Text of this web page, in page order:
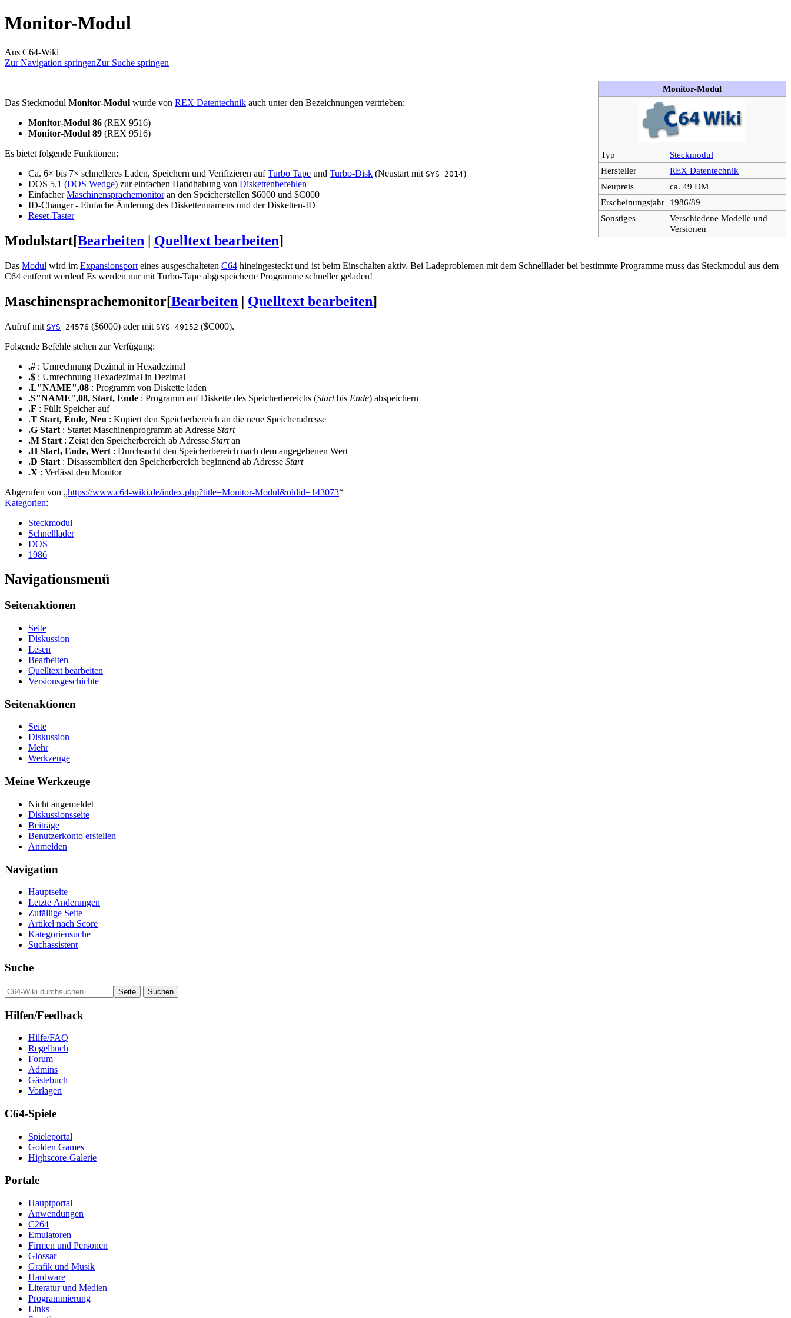
Monitor-Modul
Aus C64-Wiki
Zur Navigation springenZur Suche springen
Monitor-Modul
Typ
Steckmodul
Hersteller
REX Datentechnik
Neupreis
ca. 49 DM
Erscheinungsjahr 1986/89
Sonstiges
Verschiedene Modelle und
Versionen
Das Steckmodul Monitor-Modul wurde von REX Datentechnik auch unter den Bezeichnungen vertrieben:
Monitor-Modul 86 (REX 9516)
Monitor-Modul 89 (REX 9516)
Es bietet folgende Funktionen:
Ca. 6× bis 7× schnelleres Laden, Speichern und Verifizieren aufTurbo Tape und Turbo-Disk (Neustart mit SYS 2014)
DOS 5.1 (DOS Wedge) zur einfachen Handhabung von Diskettenbefehlen
EinfacherMaschinensprachemonitoran den Speicherstellen $6000 und $C000
ID-Changer - Einfache Änderung des Diskettennamens und der Disketten-ID
Reset-Taster
Modulstart[Bearbeiten | Quelltext bearbeiten]
Das Modul wird im Expansionsport eines ausgeschalteten C64 hineingesteckt und ist beim Einschalten aktiv. Bei Ladeproblemen mit dem Schnelllader bei bestimmte Programme muss das Steckmodul aus dem
C64 entfernt werden! Es werden nur mit Turbo-Tape abgespeicherte Programme schneller geladen!
Maschinensprachemonitor[Bearbeiten | Quelltext bearbeiten]
Aufruf mit SYS 24576 ($6000) oder mit SYS 49152 ($C000).
Folgende Befehle stehen zur Verfügung:
.# : Umrechnung Dezimal in Hexadezimal
.$ : Umrechnung Hexadezimal in Dezimal
.L"NAME",08 : Programm von Diskette laden
.S"NAME",08, Start, Ende : Programm auf Diskette des Speicherbereichs (Startbis Ende) abspeichern
.F : Füllt Speicher auf
.T Start, Ende, Neu : Kopiert den Speicherbereich an die neue Speicheradresse
.G Start : Startet Maschinenprogramm ab Adresse Start
.M Start : Zeigt den Speicherbereich ab Adresse Startan
.H Start, Ende, Wert : Durchsucht den Speicherbereich nach dem angegebenen Wert
.D Start : Disassembliert den Speicherbereich beginnend ab Adresse Start
.X : Verlässt den Monitor
Abgerufen von „https://www.c64-wiki.de/index.php?title=Monitor-Modul&oldid=143073“
Kategorien:
Steckmodul
Schnelllader
DOS
1986
Navigationsmenü
Seitenaktionen
Seite
Diskussion
Lesen
Bearbeiten
Quelltext bearbeiten
Versionsgeschichte
Seitenaktionen
Seite
Diskussion
Mehr
Werkzeuge
Meine Werkzeuge
Nicht angemeldet
Diskussionsseite
Beiträge
Benutzerkonto erstellen
Anmelden
Navigation
Hauptseite
Letzte Änderungen
Zufällige Seite
Artikel nach Score
Kategoriensuche
Suchassistent
Suche
Hilfen/Feedback
Hilfe/FAQ
Regelbuch
Forum
Admins
Gästebuch
Vorlagen
C64-Spiele
Spieleportal
Golden Games
Highscore-Galerie
Portale
Hauptportal
Anwendungen
C264
Emulatoren
Firmen und Personen
Glossar
Grafik und Musik
Hardware
Literatur und Medien
Programmierung
Links